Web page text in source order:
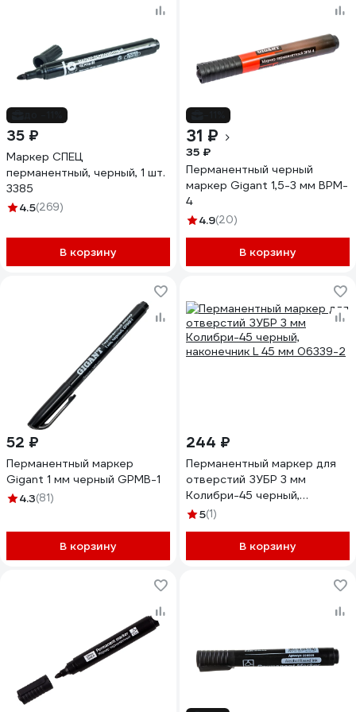
35 ₽
Маркер СПЕЦ
перманентный, черный, 1 шт.
3385
4.5(269)
В корзину
31 ₽
35 ₽
Перманентный черный
маркер Gigant 1,5-3 мм BPM-
4
4.9(20)
В корзину
52 ₽
Перманентный маркер
Gigant 1 мм черный GPMB-1
4.3(81)
В корзину
244 ₽
Перманентный маркер для
отверстий ЗУБР 3 мм
Колибри-45 черный,
наконечник L 45 мм 06339-2
5(1)
В корзину